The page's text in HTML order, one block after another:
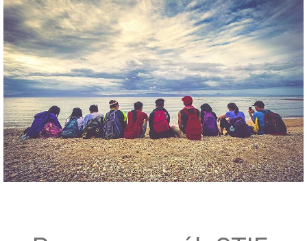
Przewóz paczek
Przewóz grup zorganizowanych